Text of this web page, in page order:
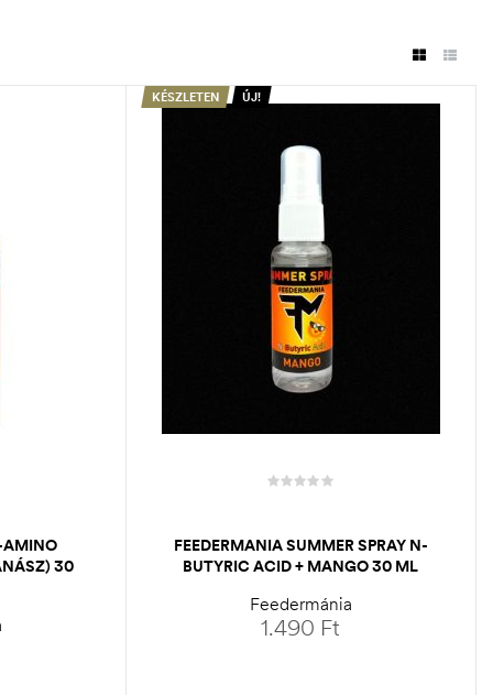
AMINO
30
KÉSZLETEN ÚJ!
FEEDERMANIA SUMMER SPRAY N-
BUTYRIC ACID + MANGO 30 ML
Feedermánia
1.490 Ft